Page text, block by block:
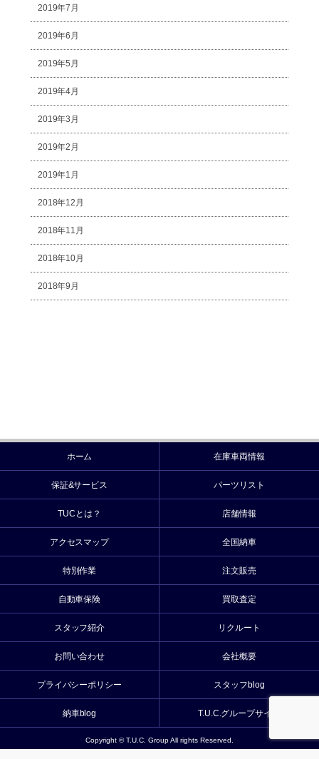
2019年7月
2019年6月
2019年5月
2019年4月
2019年3月
2019年2月
2019年1月
2018年12月
2018年11月
2018年10月
2018年9月
ホーム 在庫車両情報
保証&サービス パーツリスト
TUCとは？ 店舗情報
アクセスマップ 全国納車
特別作業 注文販売
自動車保険 買取査定
スタッフ紹介 リクルート
お問い合わせ 会社概要
プライバシーポリシー スタッフblog
納車blog T.U.C.グループサイト
Copyright © T.U.C. Group All rights Reserved.